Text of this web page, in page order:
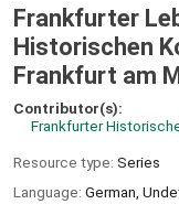
Frankfurter
Historischen
Frankfurt am
Contributor(s):
Frankfurter
Resource type: Series
Language: German